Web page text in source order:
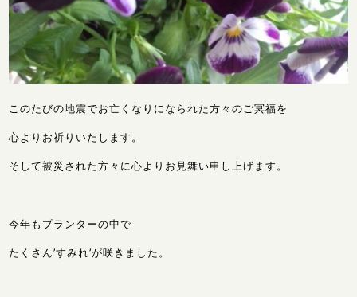
このたびの地震でお亡くなりになられた方々のご冥福を
心よりお祈りいたします。
そして被災された方々に心よりお見舞い申し上げます。
今年もプランターの中で
たくさん’すみれ’が咲きました。